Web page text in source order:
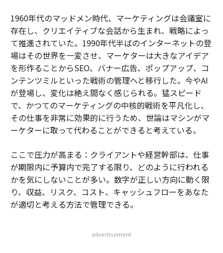
1960年代のマッドメン時代、マーケティングは会議室に
存在し、クリエイティブな会話から生まれ、戦略によっ
て推進されていた。1990年代半ばのインターネットの登
場はその世界を一変させ、マーケターは大きなアイデア
を形作ることからSEO、バナー広告、ポップアップ、コ
ンテンツミルといった戦術の管理へと移行した。今やAI
が登場し、変化は絶え間なく感じられる。猛スピード
で、かつてのマーケティングの中核的戦術を平凡化し、
その仕事を非常に効果的に行うため、世論はマシンがマ
ーケターに取って代わることができると考えている。
ここで圧力が高まる：クライアントや経営幹部は、仕事
が期限内に予算内で完了する限り、どのように行われる
かを気にしないことが多い。数字が正しい方向に動く限
り、収益、リスク、コスト、キャッシュフローをあなた
が適切と考える方法で管理できる。
advertisement